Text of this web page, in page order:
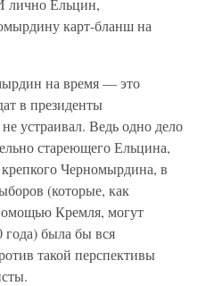
лично Ельцин,
карт-бланш на
на время — это
в президенты
устраивал. Ведь одно дело
стареющего Ельцина,
Черномырдина, в
(которые, как
Кремля, могут
года) была бы вся
такой перспективы